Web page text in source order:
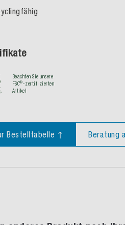
Beachten Sie unsere
FSC®-zertifizierten
Artikel
Bestelltabelle ↑ Beratung